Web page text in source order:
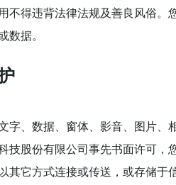
不得违背法律法规及善良风俗
数据。
字、数据、窗体、影音、图片
技股份有限公司事先书面许可
其它方式连接或传送，或存储